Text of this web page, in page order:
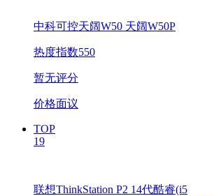
中科可控天阔W50 天阔W50P
热度指数550
暂无评分
价格面议
TOP
19
联想ThinkStation P2 14代酷睿(i5